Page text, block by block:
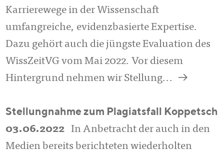
Karrierewege in der Wissenschaft
umfangreiche, evidenzbasierte Expertise.
Dazu gehört auch die jüngste Evaluation des
WissZeitVG vom Mai 2022. Vor diesem
Hintergrund nehmen wir Stellung...
a
Stellungnahme zum Plagiatsfall Koppetsch
03.06.2022
In Anbetracht der auch in den
Medien bereits berichteten wiederholten